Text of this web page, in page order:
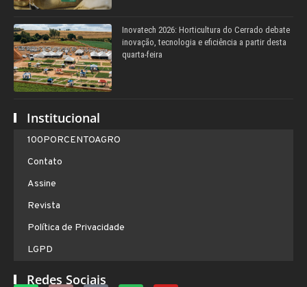
Inovatech 2026: Horticultura do Cerrado debate
inovação, tecnologia e eficiência a partir desta
quarta-feira
Institucional
100PORCENTOAGRO
Contato
Assine
Revista
Política de Privacidade
LGPD
Redes Sociais